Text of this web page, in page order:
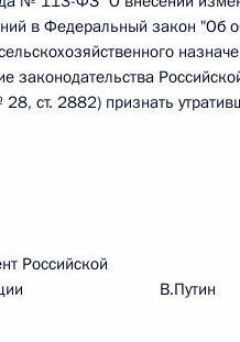
в Федеральный закон "Об
законодательства
ст. 2882) признать
Российской
В.Путин